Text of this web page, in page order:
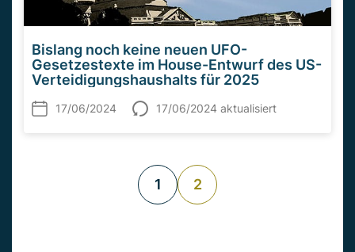
Bislang noch keine neuen UFO-
Gesetzestexte im House-Entwurf des US-
Verteidigungshaushalts für 2025
17/06/2024 17/06/2024 aktualisiert
1 2